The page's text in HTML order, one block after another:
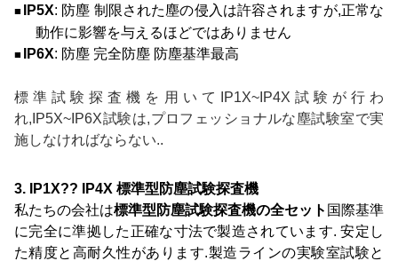
■ IP5X: 防塵 制限された塵の侵入は許容されますが,正常な
動作に影響を与えるほどではありません
■ IP6X: 防塵 完全防塵 防塵基準最高
標準試験探査機を用いてIP1X~IP4X試験が行わ
れ, IP5X~IP6X試験は,プロフェッショナルな塵試験室で実
施しなければならない..
3. IP1X?? IP4X 標準型防塵試験探査機
私たちの会社は標準型防塵試験探査機の全セット 国際基準
に完全に準拠した正確な寸法で製造されています. 安定し
た精度と高耐久性があります.製造ラインの実験室試験と